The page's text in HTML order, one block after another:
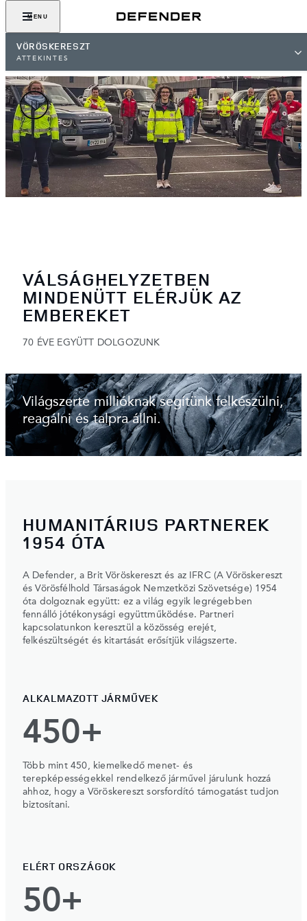
MENU
VÖRÖSKERESZT
ÁTTEKINTÉS
VÁLSÁGHELYZETBEN
MINDENÜTT ELÉRJÜK AZ
EMBEREKET
70 ÉVE EGYÜTT DOLGOZUNK
Világszerte millióknak segítünk felkészülni,
reagálni és talpra állni.
HUMANITÁRIUS PARTNEREK
1954 ÓTA
A Defender, a Brit Vöröskereszt és az IFRC (A Vöröskereszt
és Vörösfélhold Társaságok Nemzetközi Szövetsége) 1954
óta dolgoznak együtt: ez a világ egyik legrégebben
fennálló jótékonysági együttműködése. Partneri
kapcsolatunkon keresztül a közösség erejét,
felkészültségét és kitartását erősítjük világszerte.
ALKALMAZOTT JÁRMŰVEK
450+
Több mint 450, kiemelkedő menet- és
terepképességekkel rendelkező járművel járulunk hozzá
ahhoz, hogy a Vöröskereszt sorsfordító támogatást tudjon
biztosítani.
ELÉRT ORSZÁGOK
50+